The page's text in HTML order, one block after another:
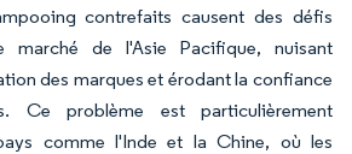
contrefaits causent des défis
marché de l'Asie Pacifique, nuisant
des marques et érodant la confiance
Ce problème est particulièrement
comme l'Inde et la Chine, où les